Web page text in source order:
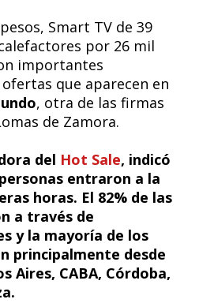
Smart TV de 39
por 26 mil
importantes
que aparecen en
, otra de las firmas
de Zamora.
del Hot Sale, indicó
entraron a la
horas. El 82% de las
a través de
y la mayoría de los
principalmente desde
Aires, CABA, Córdoba,